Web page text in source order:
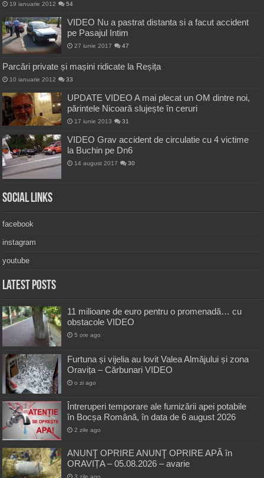
19 ianuarie 2012 54
VIDEO Nu a pastrat distanta si a facut accident
pe Pasajul Intim
27 iunie 2017 47
Parcări private și mașini ridicate la Reșița
10 ianuarie 2012 33
UPDATE VIDEO A mai plecat un OM dintre noi,
părintele Nicoară slujește în ceruri
17 iunie 2013 31
VIDEO Grav accident de circulatie cu 4 victime
la Buchin pe Dn6
14 august 2017 30
Social Links
facebook
instagram
youtube
Latest Posts
11 milioane de euro pentru o promenadă… cu
obstacole VIDEO
5 ore ago
Furtuna și vijelia au lovit Valea Almăjului și zona
Oravița – Cărbunari VIDEO
o zi ago
Întreruperi temporare ale furnizării apei potabile
în Bocșa Română, în data de 6 august 2026
2 zile ago
ANUNŢ OPRIRE ANUNŢ OPRIRE APĂ în
ORAVIȚA – 05.08.2026 – avarie
3 zile ago